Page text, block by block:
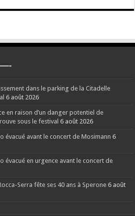
—-
dans le parking de la Citadelle
6 août 2026
en raison d’un danger potentiel de
sous le festival 6 août 2026
évacué avant le concert de Mosimann 6
évacué en urgence avant le concert de
Serra fête ses 40 ans à Sperone 6 août